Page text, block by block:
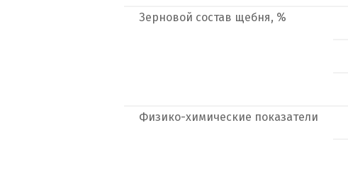
Зерновой состав щебня, %
Физико-химические показатели